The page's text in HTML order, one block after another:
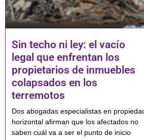
Sin techo ni ley: el vacío
legal que enfrentan los
propietarios de inmuebles
colapsados en los
terremotos
Dos abogadas especialistas en
horizontal afirman que los afectados no
saben cuál va a ser el punto de inicio